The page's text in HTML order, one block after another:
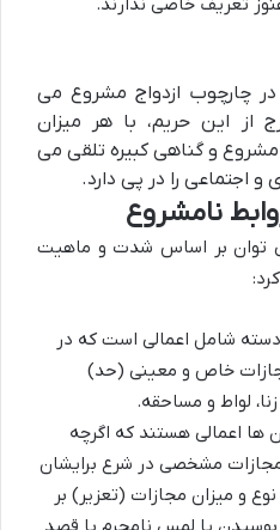
تعریف خاصی ندارند.
در چارچوب ازدواج مشروع می
از این حریم، با هر میزان
و گناهی کبیره تلقی می
اجتماعی را در پی دارد.
نامشروع
می توان بر اساس شدت و ماهیت
شامل اعمالی است که در
خاص و معینی (حد)
لواط و مساحقه.
ها اعمالی هستند که اگرچه
مجازات مشخصی در شرع برایشان
و میزان مجازات (تعزیر) بر